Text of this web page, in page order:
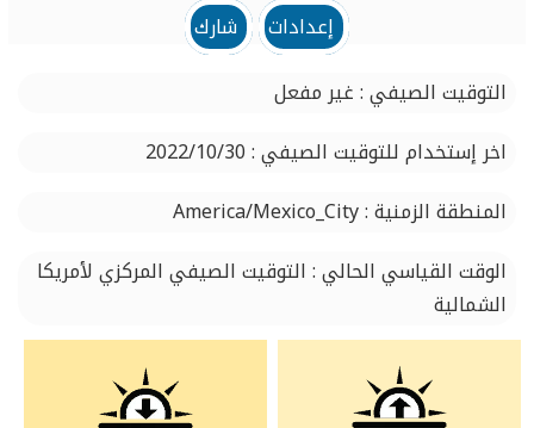
إعدادات
شارك
التوقيت الصيفي : غير مفعل
اخر إستخدام للتوقيت الصيفي : 2022/10/30
المنطقة الزمنية : America/Mexico_City
الوقت القياسي الحالي : التوقيت الصيفي المركزي لأمريكا
الشمالية